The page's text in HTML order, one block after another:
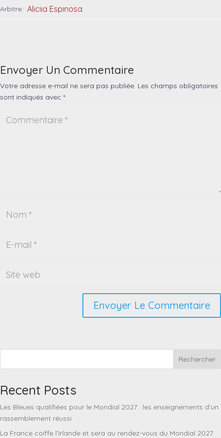
Arbitre: Aliciia Espinosa
Envoyer Un Commentaire
Votre adresse e-mail ne sera pas publiée. Les champs obligatoires
sont indiqués avec *
Rechercher
Recent Posts
Les Bleues qualifiées pour le Mondial 2027 : les enseignements d’un
rassemblement réussi
La France coiffe l’Irlande et sera au rendez-vous du Mondial 2027